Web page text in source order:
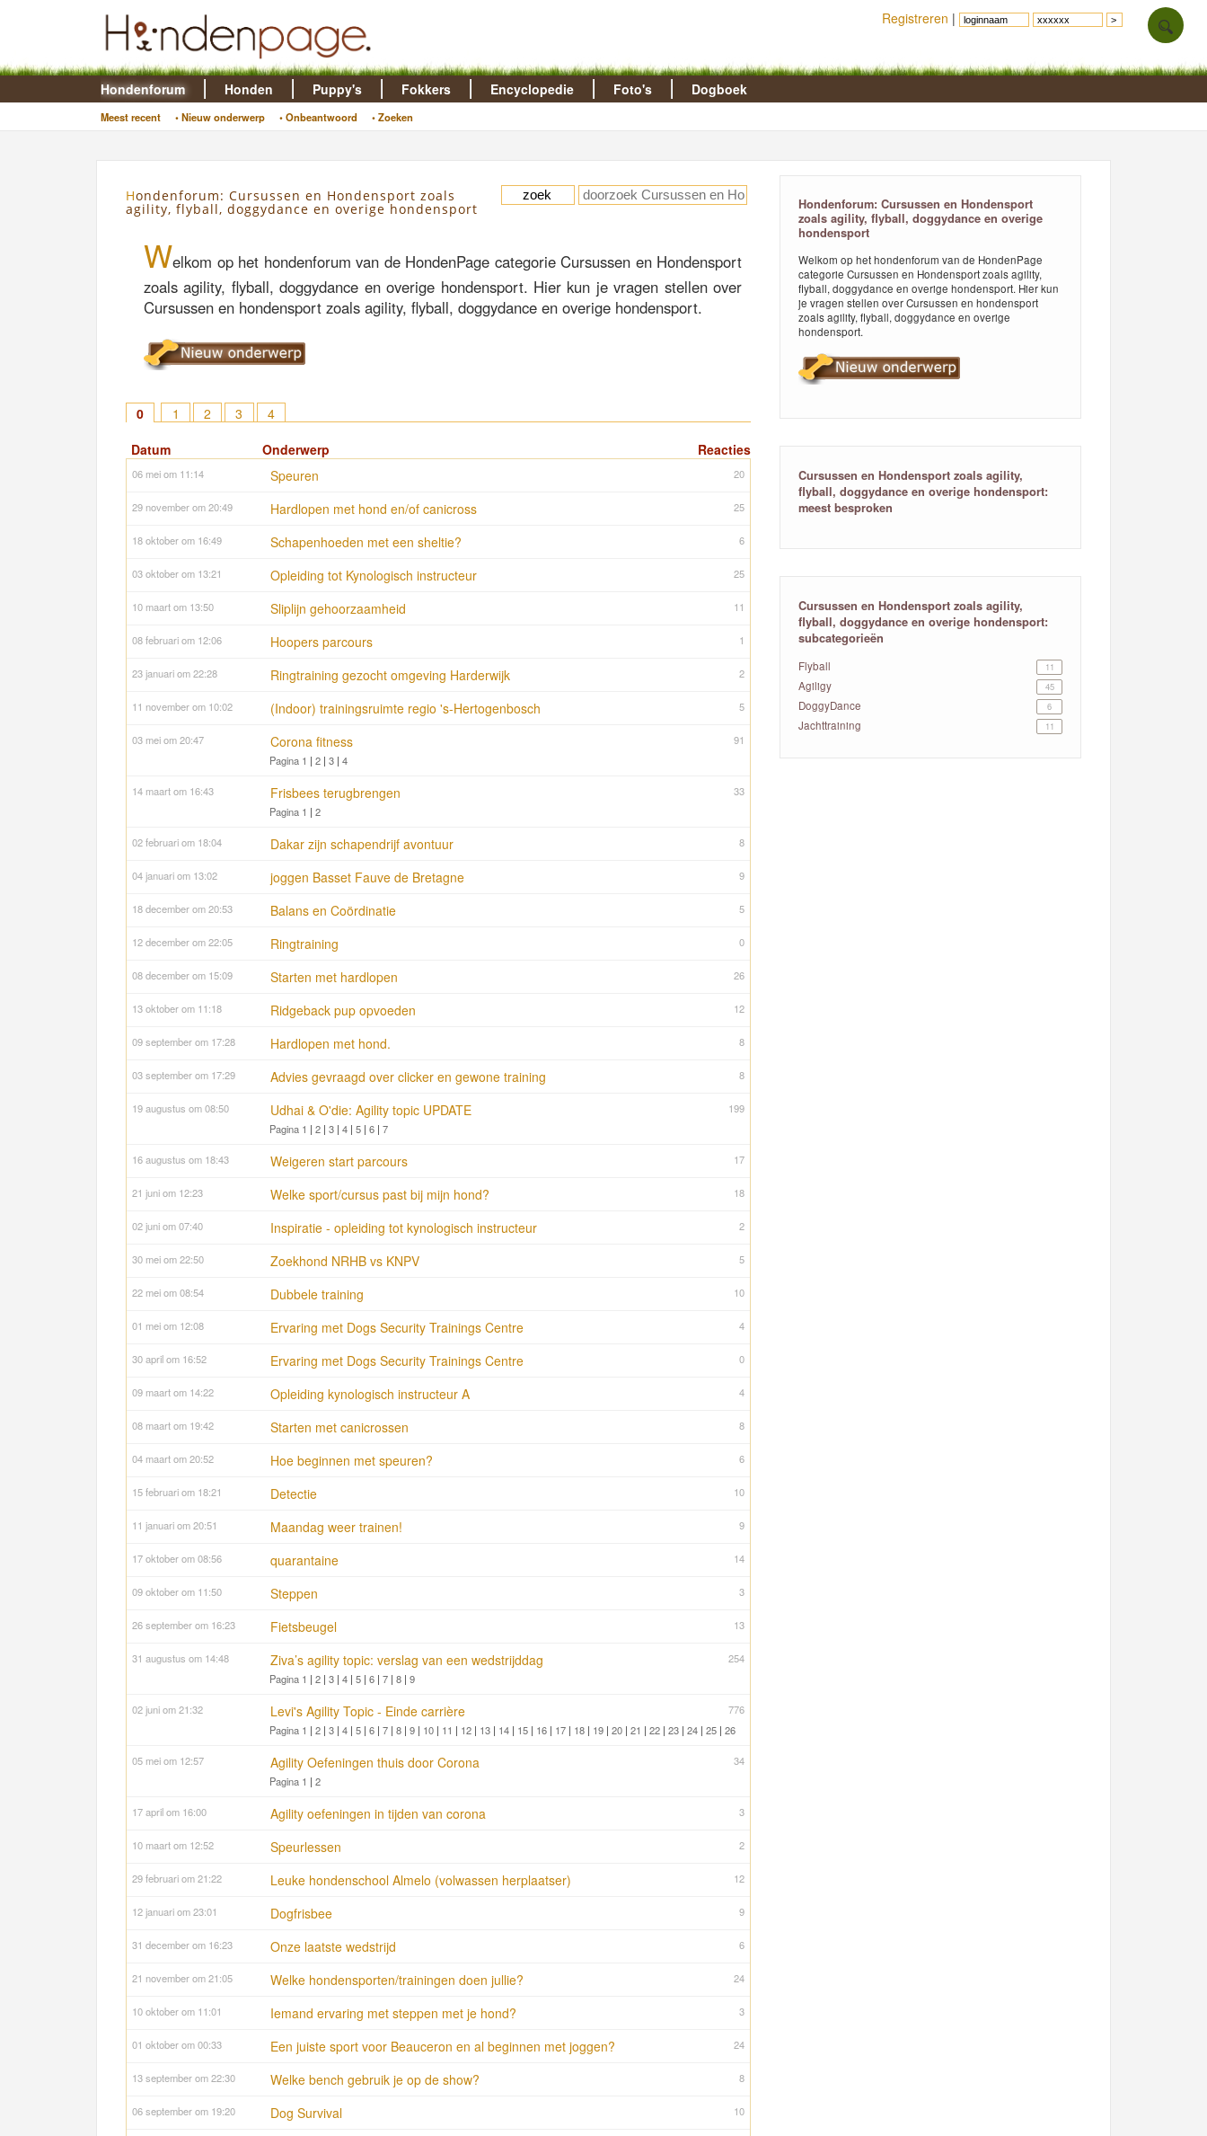
Hondenforum
Meest recent • Nieuw onderwerp • Onbeantwoord • Zoeken
Honden Puppy's Fokkers Encyclopedie Foto's Dogboek
Hondenforum: Cursussen en Hondensport zoals
agility, flyball, doggydance en overige hondensport
Welkom op het hondenforum van de HondenPage categorie Cursussen en Hondensport
zoals agility, flyball, doggydance en overige hondensport. Hier kun je vragen stellen over
Cursussen en hondensport zoals agility, flyball, doggydance en overige hondensport.
0 1 2 3
4
Reacties
Datum Onderwerp
20
06 mei om 11:14 Speuren
25
29 november om 20:49 Hardlopen met hond en/of canicross
6
18 oktober om 16:49 Schapenhoeden met een sheltie?
25
03 oktober om 13:21 Opleiding tot Kynologisch instructeur
11
10 maart om 13:50 Sliplijn gehoorzaamheid
1
08 februari om 12:06 Hoopers parcours
2
23 januari om 22:28 Ringtraining gezocht omgeving Harderwijk
5
11 november om 10:02 (Indoor) trainingsruimte regio 's-Hertogenbosch
91
03 mei om 20:47 Corona fitness
Pagina 1 | 2 | 3 | 4
33
14 maart om 16:43 Frisbees terugbrengen
Pagina 1 | 2
8
02 februari om 18:04 Dakar zijn schapendrijf avontuur
9
04 januari om 13:02 joggen Basset Fauve de Bretagne
5
18 december om 20:53 Balans en Coördinatie
0
12 december om 22:05 Ringtraining
26
08 december om 15:09 Starten met hardlopen
12
13 oktober om 11:18 Ridgeback pup opvoeden
8
09 september om 17:28 Hardlopen met hond.
8
03 september om 17:29 Advies gevraagd over clicker en gewone training
199
19 augustus om 08:50 Udhai & O'die: Agility topic UPDATE
Pagina 1 | 2 | 3 | 4 | 5 | 6 | 7
17
16 augustus om 18:43 Weigeren start parcours
18
21 juni om 12:23 Welke sport/cursus past bij mijn hond?
2
02 juni om 07:40 Inspiratie - opleiding tot kynologisch instructeur
5
30 mei om 22:50 Zoekhond NRHB vs KNPV
10
22 mei om 08:54 Dubbele training
4
01 mei om 12:08 Ervaring met Dogs Security Trainings Centre
0
30 april om 16:52 Ervaring met Dogs Security Trainings Centre
4
09 maart om 14:22 Opleiding kynologisch instructeur A
8
08 maart om 19:42 Starten met canicrossen
6
04 maart om 20:52 Hoe beginnen met speuren?
10
15 februari om 18:21 Detectie
9
11 januari om 20:51 Maandag weer trainen!
14
17 oktober om 08:56 quarantaine
3
09 oktober om 11:50 Steppen
13
26 september om 16:23 Fietsbeugel
254
31 augustus om 14:48 Ziva’s agility topic: verslag van een wedstrijddag
Pagina 1 | 2 | 3 | 4 | 5 | 6 | 7 | 8 | 9
776
02 juni om 21:32 Levi's Agility Topic - Einde carrière
Pagina 1 | 2 | 3 | 4 | 5 | 6 | 7 | 8 | 9 | 10 | 11 | 12 | 13 | 14 | 15 | 16 | 17 | 18 | 19 | 20 | 21 | 22 | 23 | 24 | 25 | 26
34
05 mei om 12:57 Agility Oefeningen thuis door Corona
Pagina 1 | 2
3
17 april om 16:00 Agility oefeningen in tijden van corona
2
10 maart om 12:52 Speurlessen
12
29 februari om 21:22 Leuke hondenschool Almelo (volwassen herplaatser)
9
12 januari om 23:01 Dogfrisbee
6
31 december om 16:23 Onze laatste wedstrijd
24
21 november om 21:05 Welke hondensporten/trainingen doen jullie?
3
10 oktober om 11:01 Iemand ervaring met steppen met je hond?
24
01 oktober om 00:33 Een juiste sport voor Beauceron en al beginnen met joggen?
8
13 september om 22:30 Welke bench gebruik je op de show?
10
06 september om 19:20 Dog Survival
Hondenforum: Cursussen en Hondensport
zoals agility, flyball, doggydance en overige
hondensport
Welkom op het hondenforum van de HondenPage
categorie Cursussen en Hondensport zoals agility,
flyball, doggydance en overige hondensport. Hier kun
je vragen stellen over Cursussen en hondensport
zoals agility, flyball, doggydance en overige
hondensport.
Cursussen en Hondensport zoals agility,
flyball, doggydance en overige hondensport:
meest besproken
Cursussen en Hondensport zoals agility,
flyball, doggydance en overige hondensport:
subcategorieën
11
Flyball
45
Agiligy
6
DoggyDance
11
Jachttraining
Registreren |